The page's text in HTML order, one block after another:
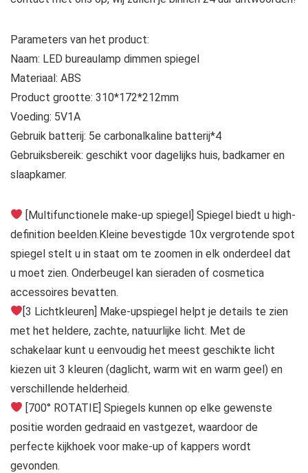
Parameters van het product:
Naam: LED bureaulamp dimmen spiegel
Materiaal: ABS
Product grootte: 310*172*212mm
Voeding: 5V1A
Gebruik batterij: 5e carbonalkaline batterij*4
Gebruiksbereik: geschikt voor dagelijks huis, badkamer en
slaapkamer.
[Multifunctionele make-up spiegel] Spiegel biedt u high-
definition beelden.Kleine bevestigde 10x vergrotende spot
spiegel stelt u in staat om te zoomen in elk onderdeel dat
u moet zien. Onderbeugel kan sieraden of cosmetica
accessoires bevatten.
[3 Lichtkleuren] Make-upspiegel helpt je details te zien
met het heldere, zachte, natuurlijke licht. Met de
schakelaar kunt u eenvoudig het meest geschikte licht
kiezen uit 3 kleuren (daglicht, warm wit en warm geel) en
verschillende helderheid.
[700° ROTATIE] Spiegels kunnen op elke gewenste
positie worden gedraaid en vastgezet, waardoor de
perfecte kijkhoek voor make-up of kappers wordt
gevonden.